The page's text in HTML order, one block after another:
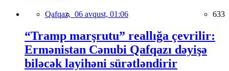
Qafqaz, 06 avqust, 01:06 633
“Tramp marşrutu” reallığa çevrilir:
Ermənistan Cənubi Qafqazı dəyişə
biləcək layihəni sürətləndirir